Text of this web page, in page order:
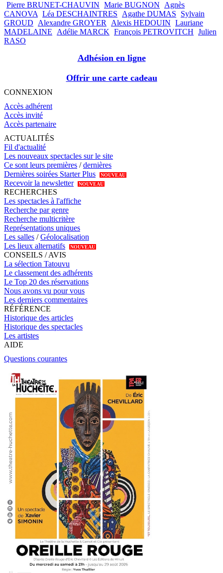
Pierre BRUNET-CHAUVIN Marie BUGNON
Agnès
CANOVA Léa DESCHAINTRES Agathe DUMAS
Sylvain
GROUD
Alexandre GROYER Alexis HEDOUIN Lauriane
MADELAINE
Adélie MARCK François PETROVITCH Julien
RASO
Adhésion en ligne
Offrir une carte cadeau
CONNEXION
Accès adhérent
Accès invité
Accès partenaire
ACTUALITÉS
Fil d'actualité
Les nouveaux spectacles sur le site
Ce sont leurs premières /dernières
Dernières soirées Starter Plus
NOUVEAU
Recevoir la newsletter NOUVEAU
RECHERCHES
Les spectacles à l'affiche
Recherche par genre
Recherche multicritère
Représentations uniques
Les salles /Géolocalisation
Les lieux alternatifs
NOUVEAU
CONSEILS / AVIS
La sélection Tatouvu
Le classement des adhérents
Le Top 20 des réservations
Nous avons vu pour vous
Les derniers commentaires
RÉFÉRENCE
Historique des articles
Historique des spectacles
Les artistes
AIDE
Questions courantes